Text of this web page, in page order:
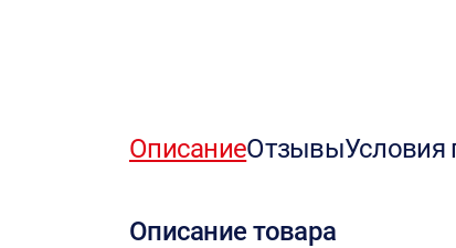
ОписаниеОтзывыУсловия
Описание товара